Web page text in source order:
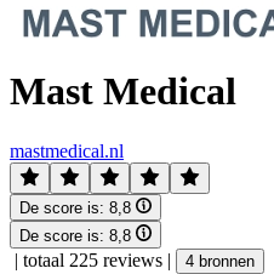
Mast Medical
mastmedical.nl
De score is: 8,8
De score is: 8,8
| totaal 225 reviews | 4 bronnen